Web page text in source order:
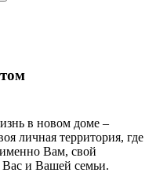
в новом доме –
личная территория, где
именно Вам, свой
и Вашей семьи.